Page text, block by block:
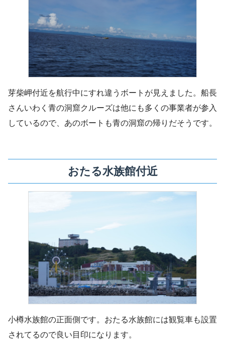
芽柴岬付近を航行中にすれ違うボートが見えました。船長
さんいわく青の洞窟クルーズは他にも多くの事業者が参入
しているので、あのボートも青の洞窟の帰りだそうです。
おたる水族館付近
小樽水族館の正面側です。おたる水族館には観覧車も設置
されてるので良い目印になります。